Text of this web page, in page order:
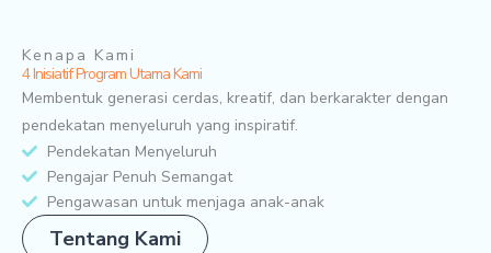
Kenapa Kami
4 Inisiatif Program Utama Kami
Membentuk generasi cerdas, kreatif, dan berkarakter dengan
pendekatan menyeluruh yang inspiratif.
Pendekatan Menyeluruh
Pengajar Penuh Semangat
Pengawasan untuk menjaga anak-anak
Tentang Kami